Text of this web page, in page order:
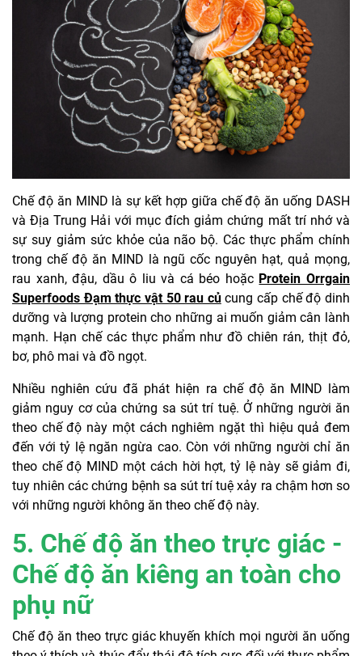
Chế độ ăn MIND là sự kết hợp giữa chế độ ăn uống DASH
và Địa Trung Hải với mục đích giảm chứng mất trí nhớ và
sự suy giảm sức khỏe của não bộ. Các thực phẩm chính
trong chế độ ăn MIND là ngũ cốc nguyên hạt, quả mọng,
rau xanh, đậu, dầu ô liu và cá béo hoặc Protein Orrgain
Superfoods Đạm thực vật 50 rau củcung cấp chế độ dinh
dưỡng và lượng protein cho những ai muốn giảm cân lành
mạnh. Hạn chế các thực phẩm như đồ chiên rán, thịt đỏ,
bơ, phô mai và đồ ngọt.
Nhiều nghiên cứu đã phát hiện ra chế độ ăn MIND làm
giảm nguy cơ của chứng sa sút trí tuệ. Ở những người ăn
theo chế độ này một cách nghiêm ngặt thì hiệu quả đem
đến với tỷ lệ ngăn ngừa cao. Còn với những người chỉ ăn
theo chế độ MIND một cách hời hợt, tỷ lệ này sẽ giảm đi,
tuy nhiên các chứng bệnh sa sút trí tuệ xảy ra chậm hơn so
với những người không ăn theo chế độ này.
5. Chế độ ăn theo trực giác -
Chế độ ăn kiêng an toàn cho
phụ nữ
Chế độ ăn theo trực giác khuyến khích mọi người ăn uống